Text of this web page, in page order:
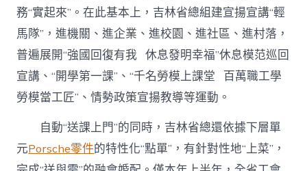
務“實起來”。在此基本上，吉林省總組建宣揚宣講“輕
馬隊”，進機關、進企業、進校園、進社區、進村落，
普遍展開“強國回復有我 休息發明幸福”休息模范巡回
宣講、“開學第一課”、“千名勞模上課堂 百萬職工學
勞模當工匠”、情勢政策宣揚教導等運動。
自動“送課上門”的同時，吉林省總還依據下層單
元Porsche零件的特性化“點單”，有針對性地“上菜”，